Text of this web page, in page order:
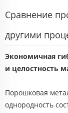
Сравнение
другими
Экономичная
и целостность
Порошковая
однородность